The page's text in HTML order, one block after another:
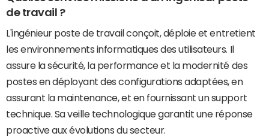
de travail ?
L'ingénieur poste de travail conçoit, déploie et entretient
les environnements informatiques des utilisateurs. Il
assure la sécurité, la performance et la modernité des
postes en déployant des configurations adaptées, en
assurant la maintenance, et en fournissant un support
technique. Sa veille technologique garantit une réponse
proactive aux évolutions du secteur.